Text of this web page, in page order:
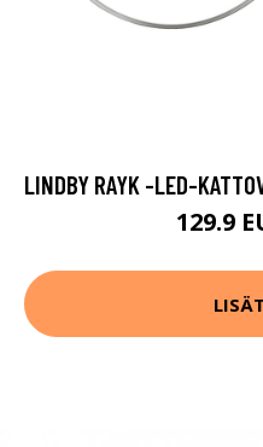
LINDBY RAYK -LED-
129.9